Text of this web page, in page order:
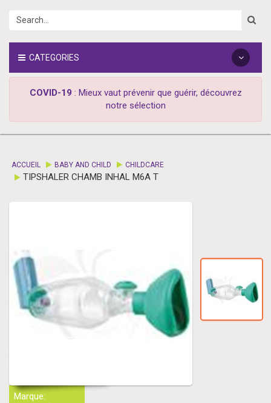
CATEGORIES
COVID-19 : Mieux vaut prévenir que guérir, découvrez
notre sélection
ACCUEIL BABY AND CHILD CHILDCARE
TIPSHALER CHAMB INHAL M6A T
Marque: